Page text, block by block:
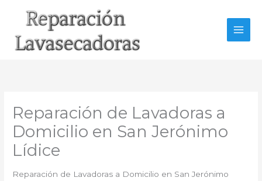
Reparación de Lavadoras a
Domicilio en San Jerónimo
Lídice
Reparación de Lavadoras a Domicilio en San Jerónimo